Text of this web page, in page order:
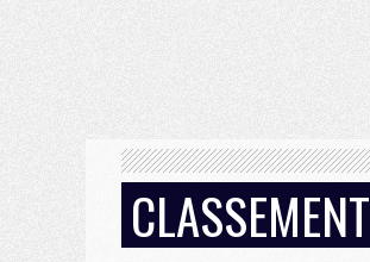
CLASSEMENT